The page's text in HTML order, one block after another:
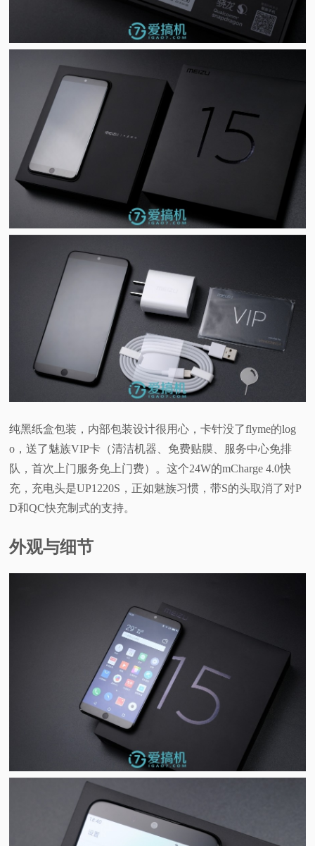
纯黑纸盒包装，内部包装设计很用心，卡针没了flyme的log
o，送了魅族VIP卡（清洁机器、免费贴膜、服务中心免排
队，首次上门服务免上门费）。这个24W的mCharge 4.0快
充， 充电头是UP1220S，正如魅族习惯，带S的头取消了对P
D和QC快充制式的支持。
外观与细节